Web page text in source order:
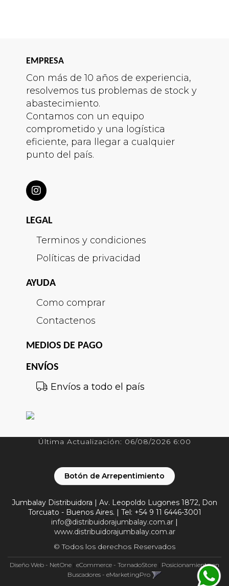
EMPRESA
Con más de 10 años de experiencia,
resolvemos tus problemas de stock y
abastecimiento.
Contamos con un equipo
comprometido y una logística
eficiente, para llegar a cualquier
punto del país.
LEGAL
Terminos y condiciones
Políticas de privacidad
AYUDA
Como comprar
Contactenos
MEDIOS DE PAGO
ENVÍOS
Envíos a todo el país
Última Actualización: 06/08/2026 6:00
Botón de Arrepentimiento
Jumbalay Distribuidora | Av. Leopoldo Lugones 1872, Don
Torcuato - Buenos Aires. | Tel: +54 9 11 6446-3001
info@distribuidorajumbalay.com.ar |
www.distribuidorajumbalay.com.ar
© Todos los derechos Reservados
Diseño Web - NetOne eCommerce - TornadoStore
Posicionamiento en
Buscadores - eMarketingPro